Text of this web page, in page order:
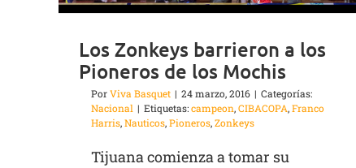
Los Zonkeys barrieron a los
Pioneros de los Mochis
PorViva Basquet | 24 marzo, 2016 | Categorías:
Nacional | Etiquetas:campeon,CIBACOPA,Franco
Harris,Nauticos,Pioneros,Zonkeys
Tijuana comienza a tomar su